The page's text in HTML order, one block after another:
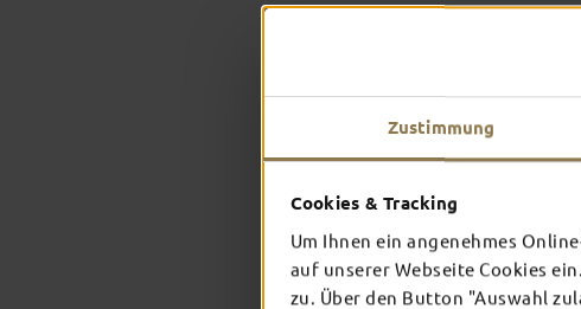
Zustimmung
Cookies & Tracking
Um Ihnen ein angenehmes
auf unserer Webseite Cookies
zu. Über den Button "Auswahl